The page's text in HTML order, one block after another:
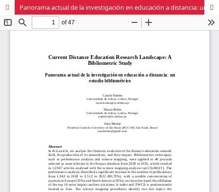
Panorama actual de la investigación en educación a distancia: un estudio bibliométrico